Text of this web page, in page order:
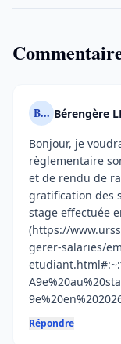
B... Bérengère
Bonjour, je
règlementaire
et de rendu de
gratification des
stage effectuée
(https://
gerer-salaries/
Répondre